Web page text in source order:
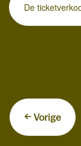
De
Vorige